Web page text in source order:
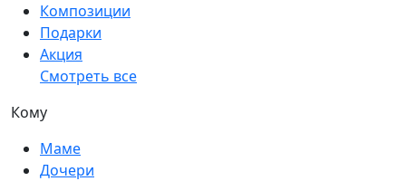
Композиции
Подарки
Акция
Смотреть все
Кому
Маме
Дочери